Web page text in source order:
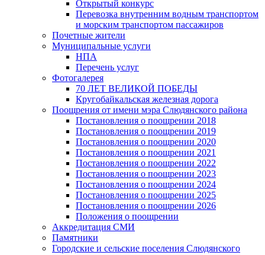
Открытый конкурс
Перевозка внутренним водным транспортом
и морским транспортом пассажиров
Почетные жители
Муниципальные услуги
НПА
Перечень услуг
Фотогалерея
70 ЛЕТ ВЕЛИКОЙ ПОБЕДЫ
Кругобайкальская железная дорога
Поощрения от имени мэра Слюдянского района
Постановления о поощрении 2018
Постановления о поощрении 2019
Постановления о поощрении 2020
Постановления о поощрении 2021
Постановления о поощрении 2022
Постановления о поощрении 2023
Постановления о поощрении 2024
Постановления о поощрении 2025
Постановления о поощрении 2026
Положения о поощрении
Аккредитация СМИ
Памятники
Городские и сельские поселения Слюдянского